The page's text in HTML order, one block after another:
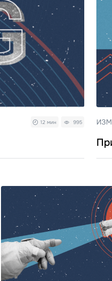
12 мин 995